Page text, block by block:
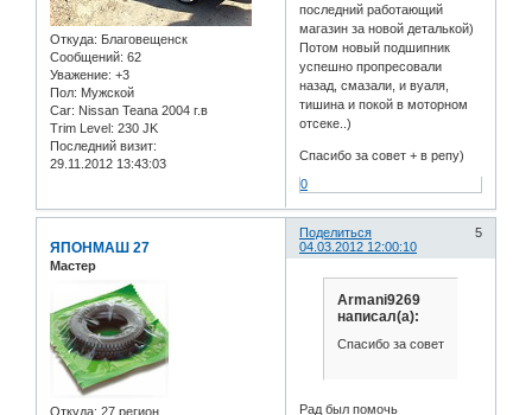
Откуда: Благовещенск
Сообщений: 62
Уважение: +3
Пол: Мужской
Car: Nissan Teana 2004 г.в
Trim Level: 230 JK
Последний визит:
29.11.2012 13:43:03
последний работающий
магазин за новой деталькой)
Потом новый подшипник
успешно пропресовали
назад, смазали, и вуаля,
тишина и покой в моторном
отсеке..)
Спасибо за совет + в репу)
0
Поделиться
5
04.03.2012 12:00:10
ЯПОНМАШ 27
Мастер
Откуда: 27 регион
Armani9269
написал(а):
Спасибо за совет
Рад был помочь